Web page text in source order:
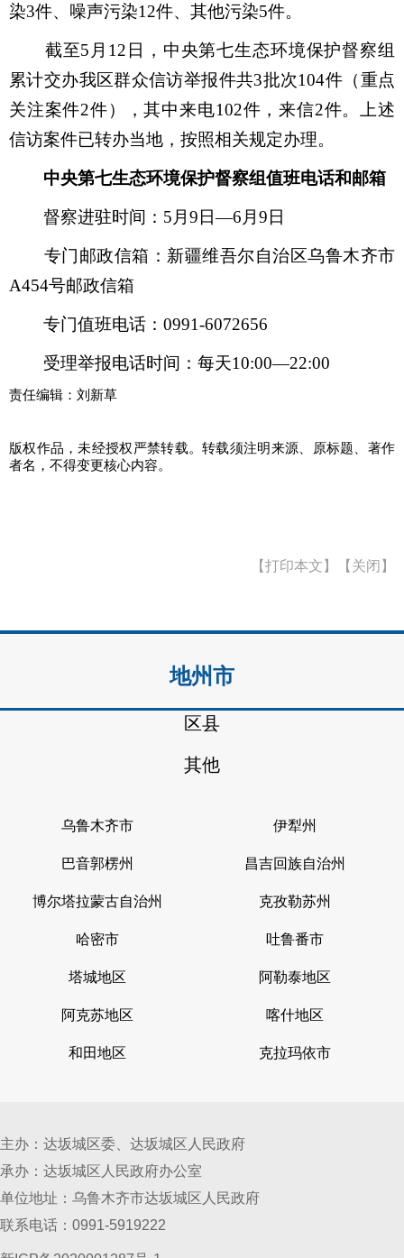
染3件、噪声污染12件、其他污染5件。
截至5月12日，中央第七生态环境保护督察组
累计交办我区群众信访举报件共3批次104件（重点
关注案件2件），其中来电102件，来信2件。上述
信访案件已转办当地，按照相关规定办理。
中央第七生态环境保护督察组值班电话和邮箱
督察进驻时间：5月9日—6月9日
专门邮政信箱：新疆维吾尔自治区乌鲁木齐市
A454号邮政信箱
专门值班电话：0991-6072656
受理举报电话时间：每天10:00—22:00
责任编辑：刘新草
版权作品，未经授权严禁转载。转载须注明来源、原标题、著作
者名，不得变更核心内容。
【打印本文】 【关闭】
地州市
区县
其他
乌鲁木齐市 伊犁州
巴音郭楞州 昌吉回族自治州
博尔塔拉蒙古自治州 克孜勒苏州
哈密市 吐鲁番市
塔城地区 阿勒泰地区
阿克苏地区 喀什地区
和田地区 克拉玛依市
主办：达坂城区委、达坂城区人民政府
承办：达坂城区人民政府办公室
单位地址：乌鲁木齐市达坂城区人民政府
联系电话：0991-5919222